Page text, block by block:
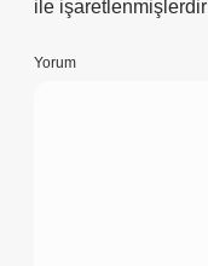
ile işaretlenmişlerdir
Yorum